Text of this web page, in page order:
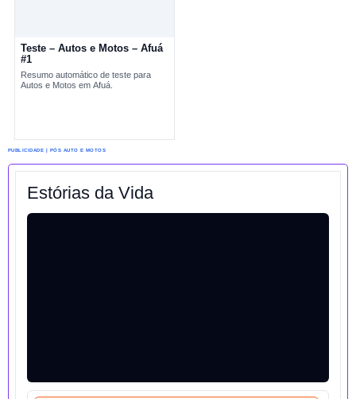
Teste – Autos e Motos – Afuá
#1
Resumo automático de teste para
Autos e Motos em Afuá.
PUBLICIDADE | PÓS AUTO E MOTOS
Estórias da Vida